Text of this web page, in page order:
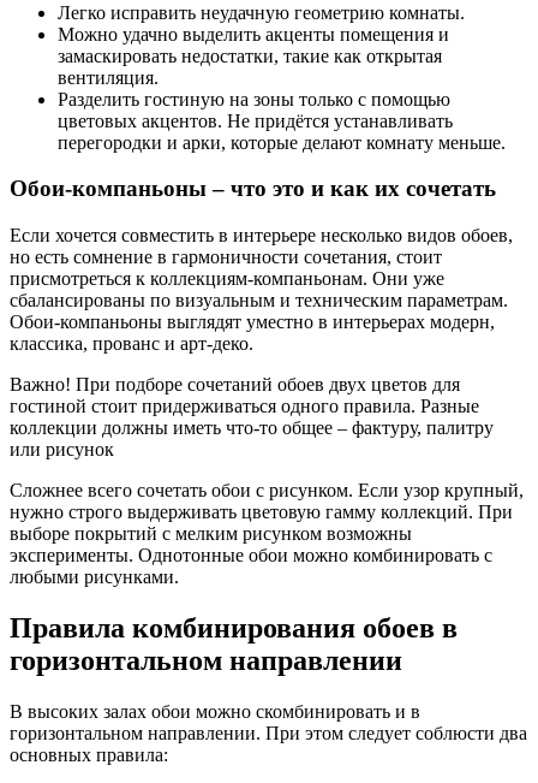
Легко исправить неудачную геометрию комнаты.
Можно удачно выделить акценты помещения и
замаскировать недостатки, такие как открытая
вентиляция.
Разделить гостиную на зоны только с помощью
цветовых акцентов. Не придётся устанавливать
перегородки и арки, которые делают комнату меньше.
Обои-компаньоны – что это и как их сочетать
Если хочется совместить в интерьере несколько видов обоев,
но есть сомнение в гармоничности сочетания, стоит
присмотреться к коллекциям-компаньонам. Они уже
сбалансированы по визуальным и техническим параметрам.
Обои-компаньоны выглядят уместно в интерьерах модерн,
классика, прованс и арт-деко.
Важно! При подборе сочетаний обоев двух цветов для
гостиной стоит придерживаться одного правила. Разные
коллекции должны иметь что-то общее – фактуру, палитру
или рисунок
Сложнее всего сочетать обои с рисунком. Если узор крупный,
нужно строго выдерживать цветовую гамму коллекций. При
выборе покрытий с мелким рисунком возможны
эксперименты. Однотонные обои можно комбинировать с
любыми рисунками.
Правила комбинирования обоев в
горизонтальном направлении
В высоких залах обои можно скомбинировать и в
горизонтальном направлении. При этом следует соблюсти два
основных правила: